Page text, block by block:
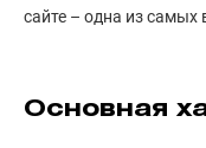
сайте – одна из
Основная